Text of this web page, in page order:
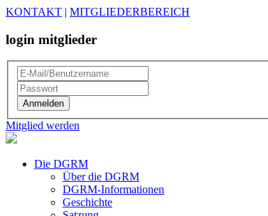
KONTAKT | MITGLIEDERBEREICH
login mitglieder
Mitglied werden
Die DGRM
Über die DGRM
DGRM-Informationen
Geschichte